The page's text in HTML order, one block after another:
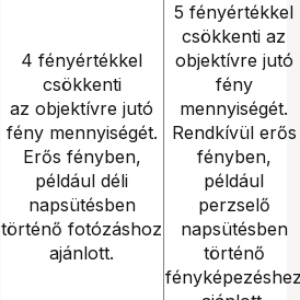
4 fényértékkel
csökkenti
az objektívre jutó
fény mennyiségét.
Erős fényben,
például déli
napsütésben
történő fotózáshoz
ajánlott.
5 fényértékkel
csökkenti az
objektívre jutó
fény
mennyiségét.
Rendkívül erős
fényben,
például
perzselő
napsütésben
történő